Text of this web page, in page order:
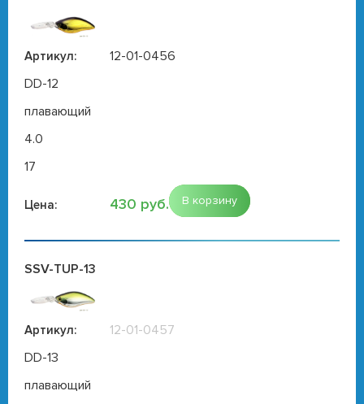
Артикул:
12-01-0456
DD-12
плавающий
4.0
17
Цена: 430 руб. В корзину
SSV-TUP-13
Артикул:
12-01-0457
DD-13
плавающий